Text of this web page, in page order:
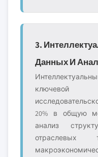
3.
Данных И
20% в общую
анализ